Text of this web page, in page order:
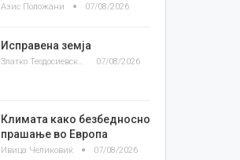
Азис Положани 07/08/2026
Исправена земја
Златко Теодосиевски 07/08/2026
Климата како безбедносно
прашање во Европа
Ивица Челиковиќ 07/08/2026